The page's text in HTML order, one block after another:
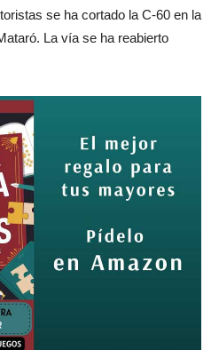
se ha cortado la C-60 en la
La vía se ha reabierto